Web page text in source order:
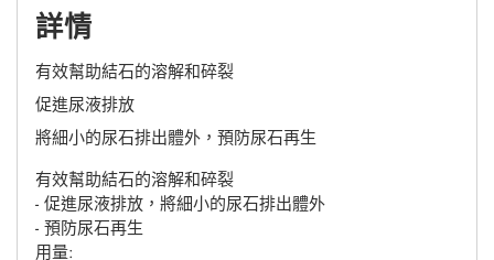
詳情
有效幫助結石的溶解和碎裂
促進尿液排放
將細小的尿石排出體外，預防尿石再生
有效幫助結石的溶解和碎裂
- 促進尿液排放，將細小的尿石排出體外
- 預防尿石再生
用量: